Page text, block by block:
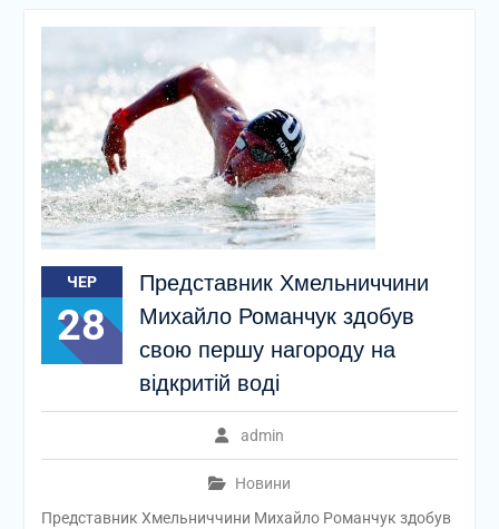
ЧЕР
28
Представник Хмельниччини
Михайло Романчук здобув
свою першу нагороду на
відкритій воді
admin
Новини
Представник Хмельниччини Михайло Романчук здобув